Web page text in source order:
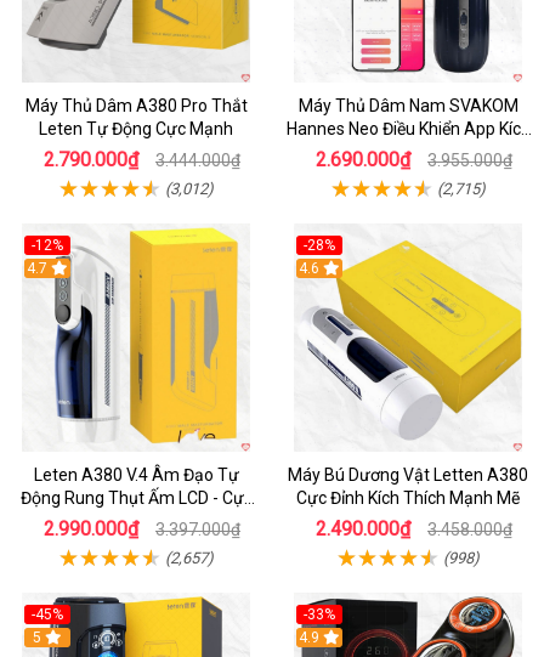
Máy Thủ Dâm A380 Pro Thắt
Leten Tự Động Cực Mạnh
2.790.000₫ 3.444.000₫
(3,012)
Máy Thủ Dâm Nam SVAKOM
Hannes Neo Điều Khiển App Kích
Thích
2.690.000₫ 3.955.000₫
(2,715)
-12%
Hot
4.7
Leten A380 V.4 Âm Đạo Tự
Động Rung Thụt Ấm LCD - Cực
Phê
2.990.000₫ 3.397.000₫
(2,657)
-28%
Hot
4.6
Máy Bú Dương Vật Letten A380
Cực Đỉnh Kích Thích Mạnh Mẽ
2.490.000₫ 3.458.000₫
(998)
-45%
Hot
5
-33%
Hot
4.9